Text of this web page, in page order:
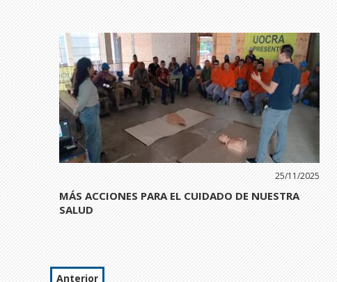
25/11/2025
MÁS ACCIONES PARA EL CUIDADO DE NUESTRA
SALUD
Anterior